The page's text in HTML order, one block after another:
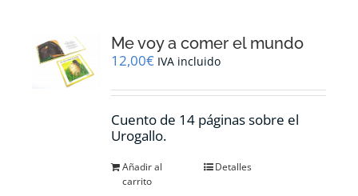
Me voy a comer el mundo
12,00€ IVA incluido
Cuento de 14 páginas sobre el
Urogallo.
Añadir al
carrito
Detalles